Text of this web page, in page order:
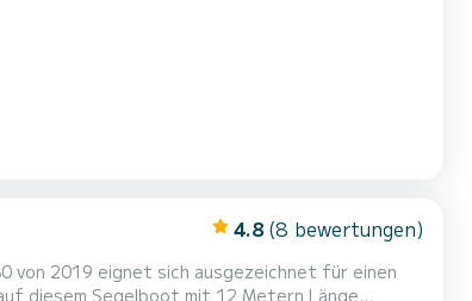
4.8 (8 bewertungen)
von 2019 eignet sich ausgezeichnet für einen